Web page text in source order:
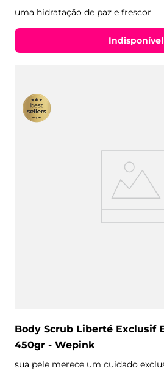
uma hidratação de paz e frescor
Indisponível
Body Scrub Liberté Exclusif
450gr - Wepink
sua pele merece um cuidado